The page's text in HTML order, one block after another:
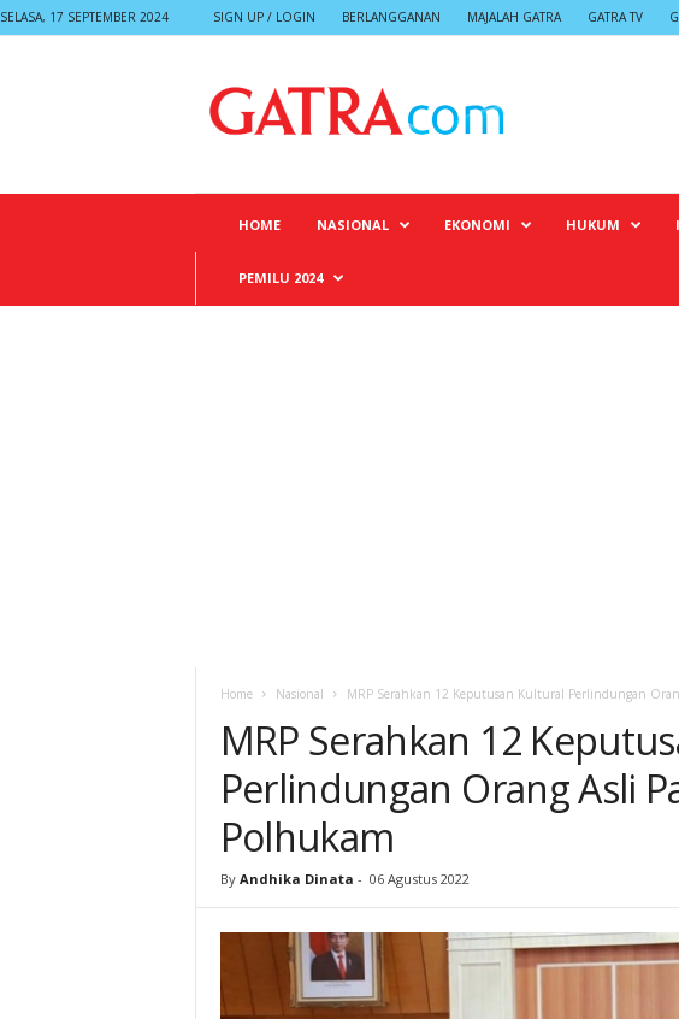
SELASA, 17 SEPTEMBER 2024 SIGN UP / LOGIN BERLANGGANAN MAJALAH GATRA GATRA TV
HOME NASIONAL EKONOMI HUKUM
PEMILU 2024
Home Nasional MRP Serahkan 12 Keputusan Kultural Perlindungan
MRP Serahkan 12
Perlindungan Orang Asli
Polhukam
By Andhika Dinata - 06 Agustus 2022